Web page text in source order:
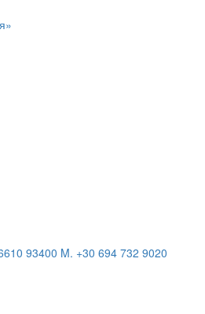
93400 M. +30 694 732 9020